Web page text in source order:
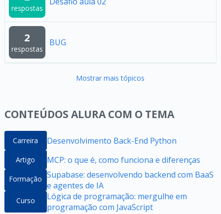
respostas
2
respostas
BUG
Mostrar mais tópicos
CONTEÚDOS ALURA COM O TEMA
Carreira Desenvolvimento Back-End Python
Artigo MCP: o que é, como funciona e diferenças
Formação Supabase: desenvolvendo backend com BaaS
e agentes de IA
Curso
Lógica de programação: mergulhe em
programação com JavaScript